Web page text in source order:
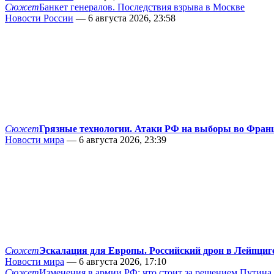
СюжетБанкет генералов. Последствия взрыва в Москве
Новости России — 6 августа 2026, 23:58
СюжетГрязные технологии. Атаки РФ на выборы во
Новости мира — 6 августа 2026, 23:39
СюжетЭскалация для Европы. Российский дрон в
Новости мира — 6 августа 2026, 17:10